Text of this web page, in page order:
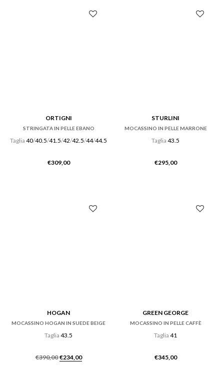
ORTIGNI
STRINGATA IN PELLE EBANO
Taglia 40/40.5/41.5/42/42.5/44/44.5
€309,00
STURLINI
MOCASSINO IN PELLE MARRONE
Taglia 43.5
€295,00
HOGAN
MOCASSINO HOGAN IN SUEDE BEIGE
Taglia 43.5
€390,00 Il
€234,00Il
GREEN GEORGE
MOCASSINO IN PELLE CAFFÈ
Taglia 41
€345,00